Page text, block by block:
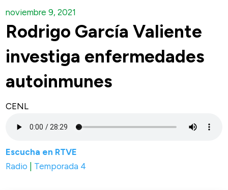
noviembre 9, 2021
Rodrigo García Valiente
investiga enfermedades
autoinmunes
CENL
Escucha en RTVE
Radio
Temporada 4